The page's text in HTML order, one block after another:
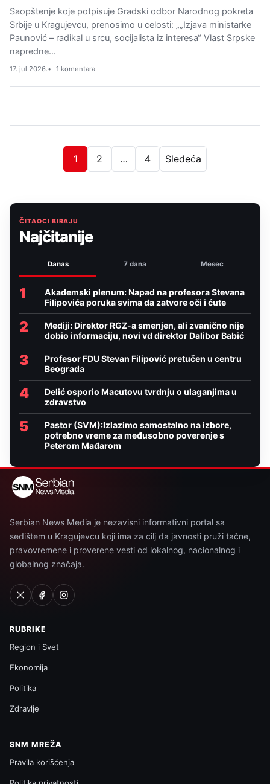
Saopštenje koje potpisuje Gradski odbor Narodnog pokreta
Srbije u Kragujevcu, prenosimo u celosti: „„Izjava ministarke
Paunović – radikal u srcu, socijalista iz interesa“ Vlast Srpske
napredne…
17. jul 2026. 1 komentara
1 2 … 4 Sledeća
ČITAOCI BIRAJU
Najčitanije
Danas 7 dana Mesec
1
Akademski plenum: Napad na profesora Stevana
Filipovića poruka svima da zatvore oči i ćute
2
Mediji: Direktor RGZ-a smenjen, ali zvanično nije
dobio informaciju, novi vd direktor Dalibor Babić
3
Profesor FDU Stevan Filipović pretučen u centru
Beograda
4
Delić osporio Macutovu tvrdnju o ulaganjima u
zdravstvo
5
Pastor (SVM):Izlazimo samostalno na izbore,
potrebno vreme za međusobno poverenje s
Peterom Mađarom
Serbian News Media je nezavisni informativni portal sa
sedištem u Kragujevcu koji ima za cilj da javnosti pruži tačne,
pravovremene i proverene vesti od lokalnog, nacionalnog i
globalnog značaja.
RUBRIKE
Region i Svet
Ekonomija
Politika
Zdravlje
SNM MREŽA
Pravila korišćenja